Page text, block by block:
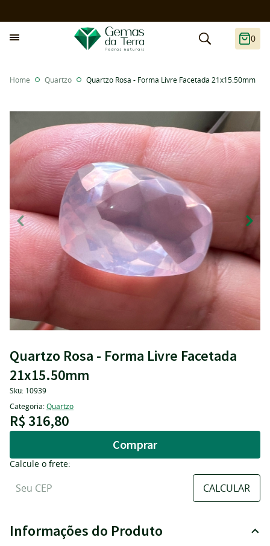
0
Home Quartzo Quartzo Rosa - Forma Livre Facetada 21x15.50mm
Quartzo Rosa - Forma Livre Facetada
21x15.50mm
Sku: 10939
Categoria:Quartzo
R$ 316,80
Comprar
Calcule o frete:
Informações do Produto